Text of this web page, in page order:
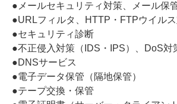
●メールセキュリティ対策、メール保
●URLフィルタ、HTTP・FTPウイル
●セキュリティ診断
●不正侵入対策（IDS・IPS）、DoS対
●DNSサービス
●電子データ保管（隔地保管）
●テープ交換・保管